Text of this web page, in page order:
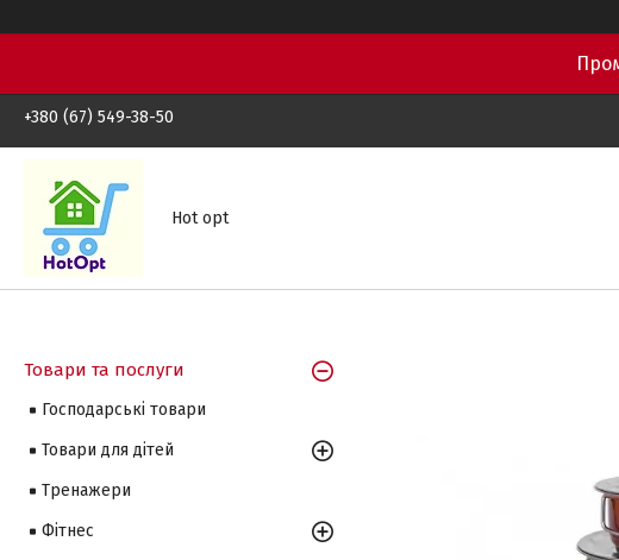
+380 (67) 549-38-50
Hot opt
Товари та послуги
Господарські товари
Товари для дітей
Тренажери
Фітнес